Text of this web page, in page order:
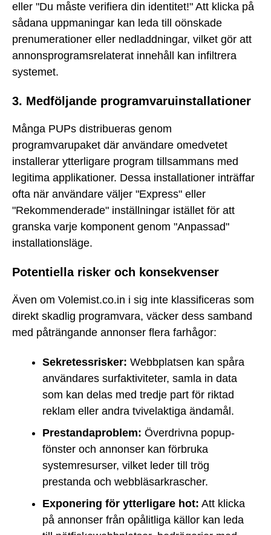
eller "Du måste verifiera din identitet!" Att klicka på
sådana uppmaningar kan leda till oönskade
prenumerationer eller nedladdningar, vilket gör att
annonsprogramsrelaterat innehåll kan infiltrera
systemet.
3. Medföljande programvaruinstallationer
Många PUPs distribueras genom
programvarupaket där användare omedvetet
installerar ytterligare program tillsammans med
legitima applikationer. Dessa installationer inträffar
ofta när användare väljer "Express" eller
"Rekommenderade" inställningar istället för att
granska varje komponent genom "Anpassad"
installationsläge.
Potentiella risker och konsekvenser
Även om Volemist.co.in i sig inte klassificeras som
direkt skadlig programvara, väcker dess samband
med påträngande annonser flera farhågor:
Sekretessrisker: Webbplatsen kan spåra
användares surfaktiviteter, samla in data
som kan delas med tredje part för riktad
reklam eller andra tvivelaktiga ändamål.
Prestandaproblem: Överdrivna popup-
fönster och annonser kan förbruka
systemresurser, vilket leder till trög
prestanda och webbläsarkrascher.
Exponering för ytterligare hot: Att klicka
på annonser från opålitliga källor kan leda